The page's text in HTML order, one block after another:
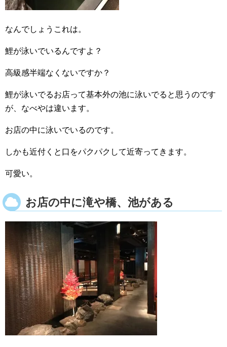
なんでしょうこれは。
鯉が泳いでいるんですよ？
高級感半端なくないですか？
鯉が泳いでるお店って基本外の池に泳いでると思うのです
が、なべやは違います。
お店の中に泳いでいるのです。
しかも近付くと口をパクパクして近寄ってきます。
可愛い。
お店の中に滝や橋、池がある